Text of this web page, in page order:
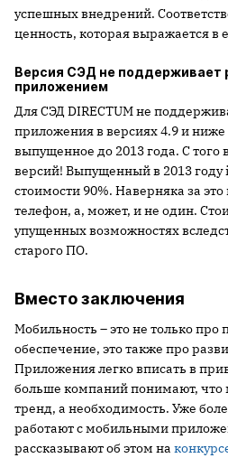
успешных внедрений.
ценность, которая выражается в
Версия СЭД не поддерживает
приложением
Для СЭД DIRECTUM не
приложения в версиях 4.9 и ниже
выпущенное до 2013 года. С
версий! Выпущенный в 2013 году
стоимости 90%. Наверняка за
телефон, а, может, и не один.
упущенных возможностях
старого ПО.
Вместо заключения
Мобильность – это не только
обеспечение, это также про
Приложения легко вписать в
больше компаний понимают, что
тренд, а необходимость. Уже
работают с мобильными
рассказывают об этом на